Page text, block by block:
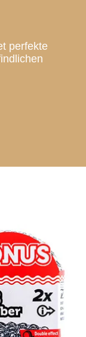
perfekte